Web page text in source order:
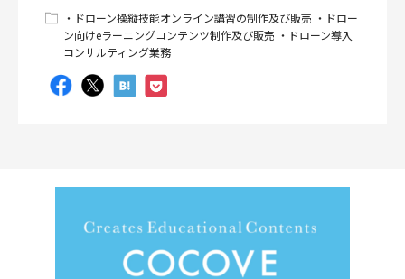
・ドローン操縦技能オンライン講習の制作及び販売 ・ドロー
ン向けeラーニングコンテンツ制作及び販売 ・ドローン導入
コンサルティング業務